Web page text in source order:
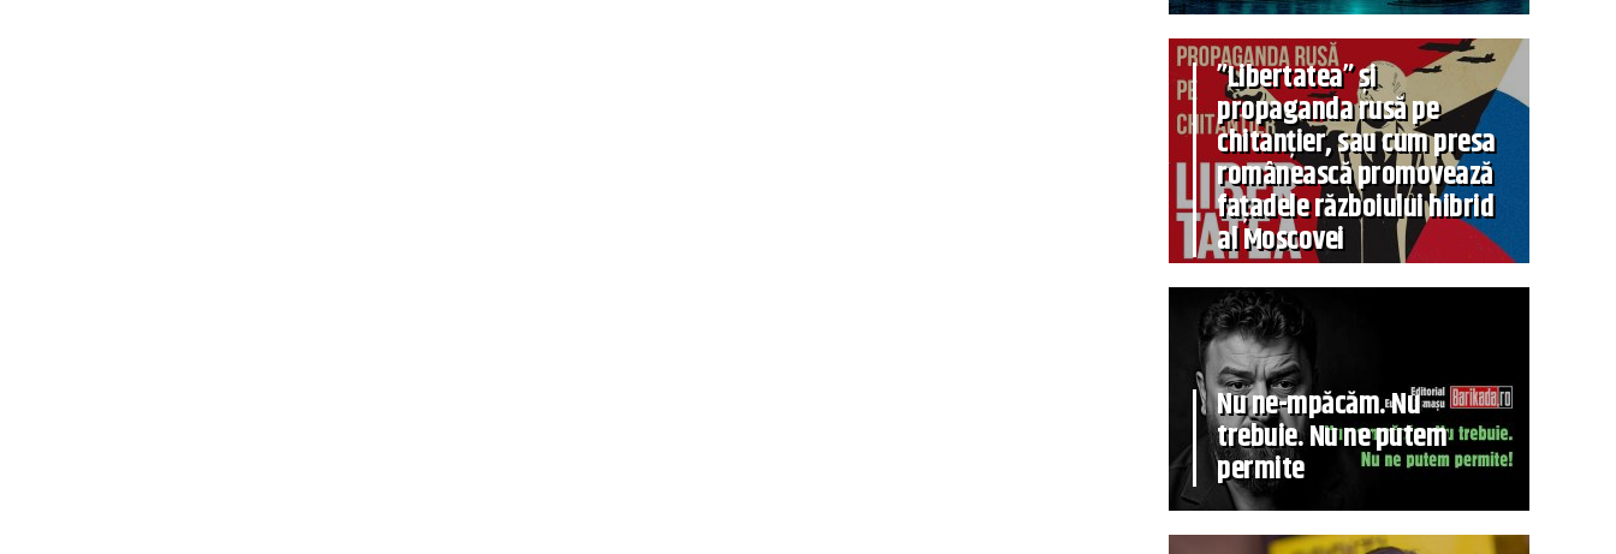
”Libertatea” și
propaganda rusă pe
chitanțier, sau cum presa
românească promovează
fațadele războiului hibrid
al Moscovei
Nu ne-mpăcăm. Nu
trebuie. Nu ne putem
permite